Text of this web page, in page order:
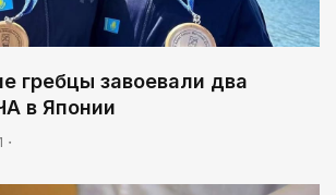
гребцы завоевали два
в Японии